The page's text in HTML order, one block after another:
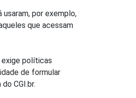
por exemplo,
que acessam
exige políticas
de formular
CGI.br.